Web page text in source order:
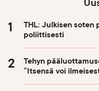
THL: Julkisen
poliittisesti
Tehyn
”Itsensä voi